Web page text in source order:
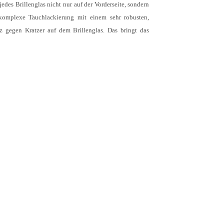
Brillenglas nicht nur auf der Vorderseite, sondern
Tauchlackierung mit einem sehr robusten,
gegen Kratzer auf dem Brillenglas. Das bringt das